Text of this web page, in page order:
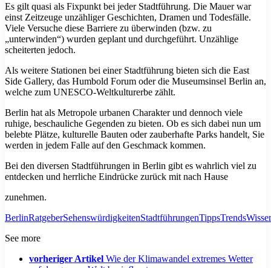
Es gilt quasi als Fixpunkt bei jeder Stadtführung. Die Mauer war
einst Zeitzeuge unzähliger Geschichten, Dramen und Todesfälle.
Viele Versuche diese Barriere zu überwinden (bzw. zu
„unterwinden“) wurden geplant und durchgeführt. Unzählige
scheiterten jedoch.
Als weitere Stationen bei einer Stadtführung bieten sich die East
Side Gallery, das Humbold Forum oder die Museumsinsel Berlin an,
welche zum UNESCO-Weltkulturerbe zählt.
Berlin hat als Metropole urbanen Charakter und dennoch viele
ruhige, beschauliche Gegenden zu bieten. Ob es sich dabei nun um
belebte Plätze, kulturelle Bauten oder zauberhafte Parks handelt, Sie
werden in jedem Falle auf den Geschmack kommen.
Bei den diversen Stadtführungen in Berlin gibt es wahrlich viel zu
entdecken und herrliche Eindrücke zurück mit nach Hause
zunehmen.
BerlinRatgeberSehenswürdigkeitenStadtführungenTippsTrends
See more
vorheriger Artikel Wie der Klimawandel extremes Wetter